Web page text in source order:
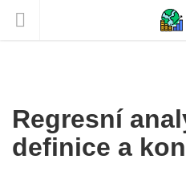
Regresní
definice a